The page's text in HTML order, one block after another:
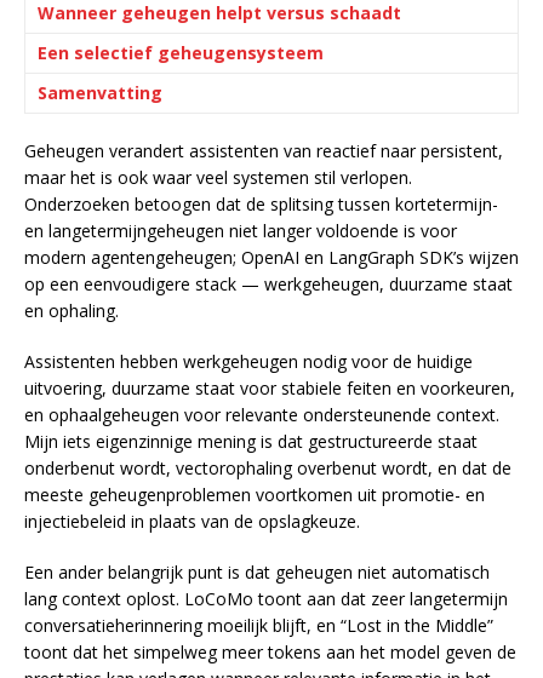
Wanneer geheugen helpt versus schaadt
Een selectief geheugensysteem
Samenvatting
Geheugen verandert assistenten van reactief naar persistent,
maar het is ook waar veel systemen stil verlopen.
Onderzoeken betoogen dat de splitsing tussen kortetermijn-
en langetermijngeheugen niet langer voldoende is voor
modern agentengeheugen; OpenAI en LangGraph SDK’s wijzen
op een eenvoudigere stack — werkgeheugen, duurzame staat
en ophaling.
Assistenten hebben werkgeheugen nodig voor de huidige
uitvoering, duurzame staat voor stabiele feiten en voorkeuren,
en ophaalgeheugen voor relevante ondersteunende context.
Mijn iets eigenzinnige mening is dat gestructureerde staat
onderbenut wordt, vectorophaling overbenut wordt, en dat de
meeste geheugenproblemen voortkomen uit promotie- en
injectiebeleid in plaats van de opslagkeuze.
Een ander belangrijk punt is dat geheugen niet automatisch
lang context oplost. LoCoMo toont aan dat zeer langetermijn
conversatieherinnering moeilijk blijft, en “Lost in the Middle”
toont dat het simpelweg meer tokens aan het model geven de